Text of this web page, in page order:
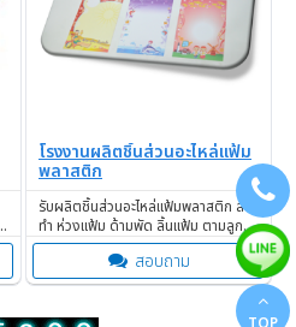
โรงงานผลิตชิ้นส่วนอะไหล่แฟ้ม
พลาสติก
รับผลิตชิ้นส่วนอะไหล่แฟ้มพลาสติก สั่ง
ทำ ห่วงแฟ้ม ด้ามพัด ลิ้นแฟ้ม ตามลูกค้า
ต้องการ
สอบถาม